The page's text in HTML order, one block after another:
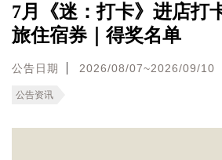
7月《迷：打卡》进店打
旅住宿券｜得奖名单
公告日期 2026/08/07~2026/09/10
公告资讯